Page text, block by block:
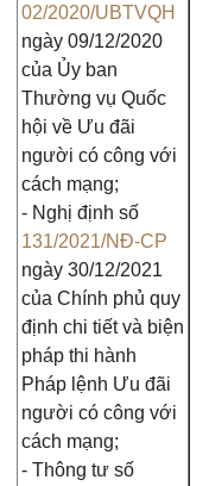
02/2020/UBTVQH
ngày 09/12/2020
của Ủy ban
Thường vụ Quốc
hội về Ưu đãi
người có công với
cách mạng;
- Nghị định số
131/2021/NĐ-CP
ngày 30/12/2021
của Chính phủ quy
định chi tiết và biện
pháp thi hành
Pháp lệnh Ưu đãi
người có công với
cách mạng;
- Thông tư số